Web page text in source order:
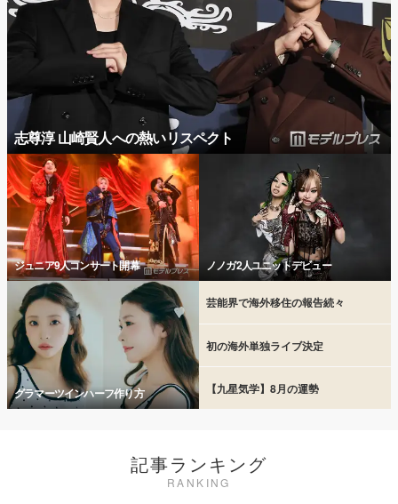
志尊淳 山崎賢人への熱いリスペクト
ジュニア9人コンサート開幕 ノノガ2人ユニットデビュー
グラマーツインハーフ作り方
芸能界で海外移住の報告続々
初の海外単独ライブ決定
【九星気学】8月の運勢
記事ランキング
RANKING